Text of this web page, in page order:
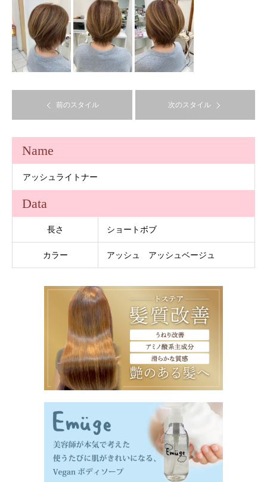
前のスタイル 次のスタイル
Name
アッシュライトナー
Data
長さ ショートボブ
カラー アッシュ アッシュベージュ